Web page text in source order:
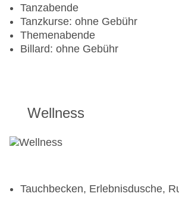
Tanzabende
Tanzkurse: ohne Gebühr
Themenabende
Billard: ohne Gebühr
Wellness
Tauchbecken, Erlebnisdusche,